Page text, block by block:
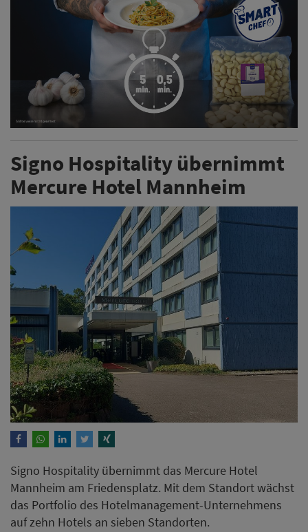
Signo Hospitality übernimmt
Mercure Hotel Mannheim
Signo Hospitality übernimmt das Mercure Hotel
Mannheim am Friedensplatz. Mit dem Standort wächst
das Portfolio des Hotelmanagement-Unternehmens
auf zehn Hotels an sieben Standorten.